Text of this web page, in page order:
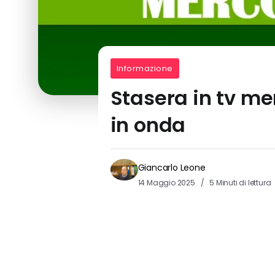
Informazione
Stasera in tv
in onda
Giancarlo Leone
14 Maggio 2025 5 Minuti di lettura